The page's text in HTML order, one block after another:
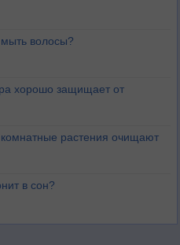
мыть волосы?
хорошо защищает от
комнатные растения очищают
в сон?